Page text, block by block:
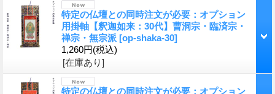
特定の仏壇との同時注文が必要：オプション
用掛軸【釈迦如来：30代】曹洞宗・臨済宗・
禅宗・無宗派 [op-shaka-30]
1,260円(税込)
[在庫あり]
特定の仏壇との同時注文が必要：オプション